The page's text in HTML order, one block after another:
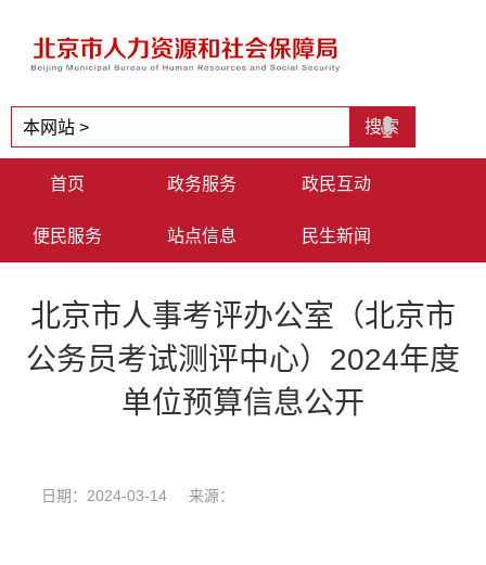
首页 政务服务 政民互动
便民服务 站点信息 民生新闻
北京市人事考评办公室（北京市
公务员考试测评中心）2024年度
单位预算信息公开
日期：2024-03-14 来源：